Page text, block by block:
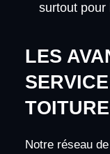
surtout pour
LES
Notre réseau